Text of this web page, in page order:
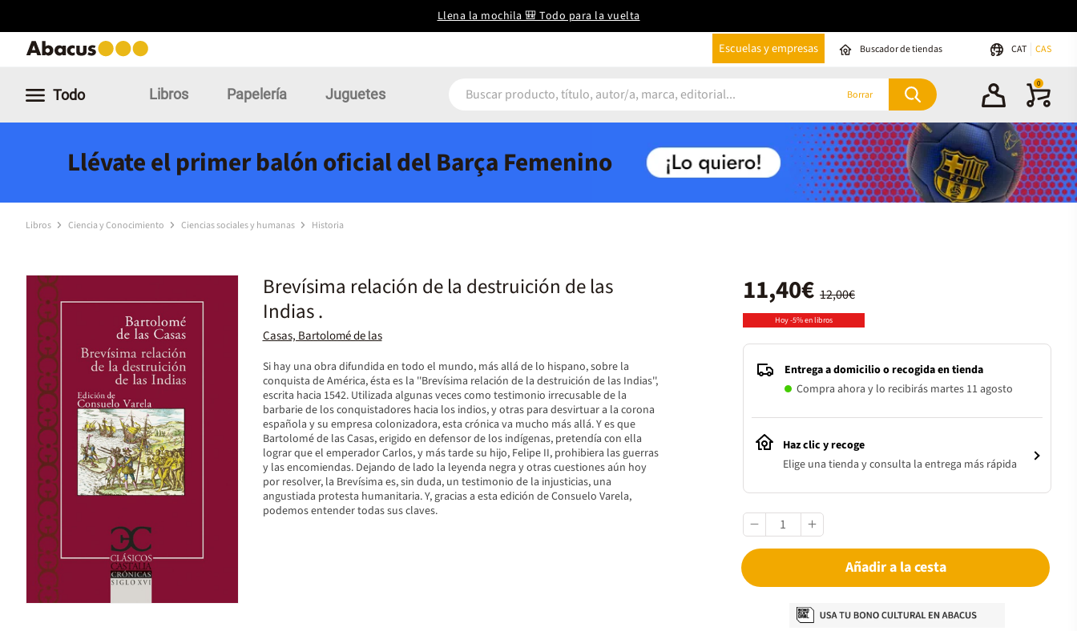
Llena la mochila 🎒 Todo para la vuelta
Escuelas y empresas Buscador de tiendas CAT CAS
Todo Libros Papelería Juguetes Borrar
0
Llévate el primer balón oficial del Barça Femenino
Libros Ciencia y Conocimiento Ciencias sociales y humanas Historia
Brevísima relación de la destruición de las
Indias .
Casas, Bartolomé de las
Si hay una obra difundida en todo el mundo, más allá de lo hispano, sobre la
conquista de América, ésta es la ''Brevísima relación de la destruición de las Indias'',
escrita hacia 1542. Utilizada algunas veces como testimonio irrecusable de la
barbarie de los conquistadores hacia los indios, y otras para desvirtuar a la corona
española y su empresa colonizadora, esta crónica va mucho más allá. Y es que
Bartolomé de las Casas, erigido en defensor de los indígenas, pretendía con ella
lograr que el emperador Carlos, y más tarde su hijo, Felipe II, prohibiera las guerras
y las encomiendas. Dejando de lado la leyenda negra y otras cuestiones aún hoy
por resolver, la Brevísima es, sin duda, un testimonio de la injusticias, una
angustiada protesta humanitaria. Y, gracias a esta edición de Consuelo Varela,
podemos entender todas sus claves.
12,00€
11,40€
Hoy -5% en libros
Entrega a domicilio o recogida en tienda
Compra ahora y lo recibirás martes 11 agosto
Haz clic y recoge
Elige una tienda y consulta la entrega más rápida
Añadir a la cesta